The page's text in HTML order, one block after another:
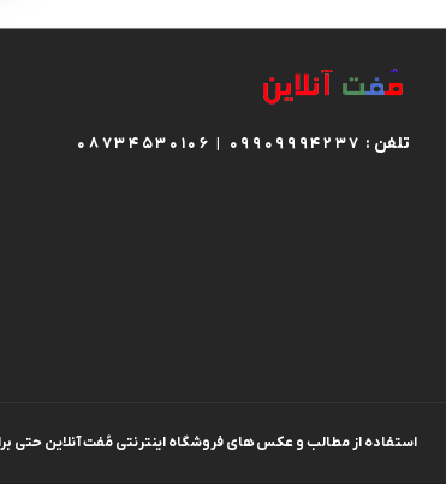
تلفن : 08734530106 | 09909994237
استفاده از مطالب و عکس های فروشگاه اینترنتی مُفت آنلاین حتی